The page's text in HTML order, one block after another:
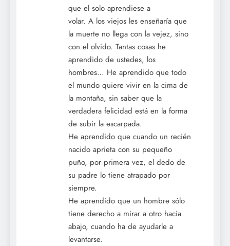
que el solo aprendiese a
volar. A los viejos les enseñaría que
la muerte no llega con la vejez, sino
con el olvido. Tantas cosas he
aprendido de ustedes, los
hombres… He aprendido que todo
el mundo quiere vivir en la cima de
la montaña, sin saber que la
verdadera felicidad está en la forma
de subir la escarpada.
He aprendido que cuando un recién
nacido aprieta con su pequeño
puño, por primera vez, el dedo de
su padre lo tiene atrapado por
siempre.
He aprendido que un hombre sólo
tiene derecho a mirar a otro hacia
abajo, cuando ha de ayudarle a
levantarse.